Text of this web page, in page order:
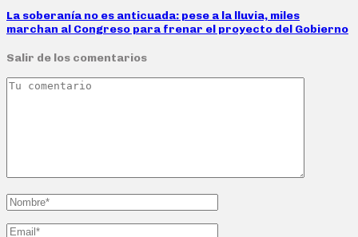
La soberanía no es anticuada: pese a la lluvia, miles
marchan al Congreso para frenar el proyecto del Gobierno
Salir de los comentarios